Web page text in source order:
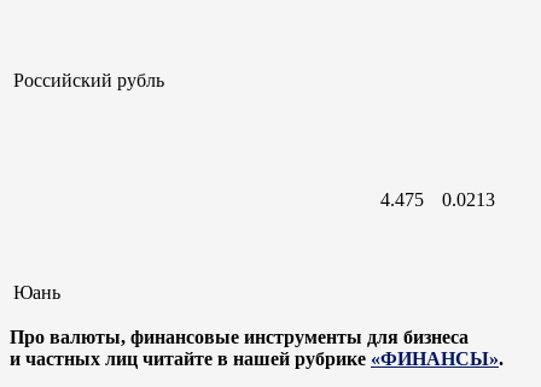
Российский рубль
Юань
4.475 0.0213
Про валюты, финансовые инструменты для бизнеса
и частных лиц читайте в нашей рубрике «ФИНАНСЫ».